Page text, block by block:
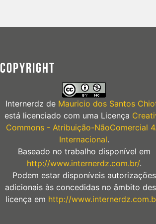
COPYRIGHT
Internerdz de Mauricio dos Santos
está licenciado com uma Licença
Commons - Atribuição-NãoComercial
Internacional.
Baseado no trabalho disponível em
http://www.internerdz.com.br/.
Podem estar disponíveis autorizações
adicionais às concedidas no âmbito
licença em http://